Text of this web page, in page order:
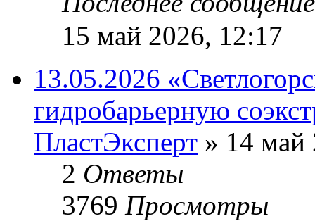
15 май 2026, 12:17
13.05.2026
гидробарьерную
ПластЭксперт » 14 май
2 Ответы
3769 Просмотры